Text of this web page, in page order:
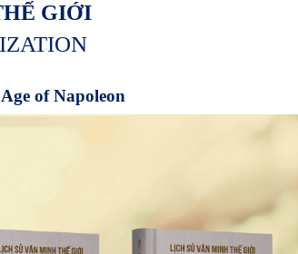
GIỚI
of Napoleon